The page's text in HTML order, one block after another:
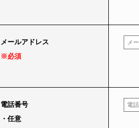
メールアドレス
※必須
電話番号
・任意